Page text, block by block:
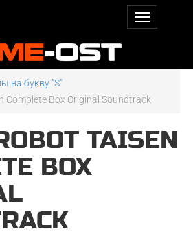
на букву "S"
Complete Box Original Soundtrack
TAISEN
BOX